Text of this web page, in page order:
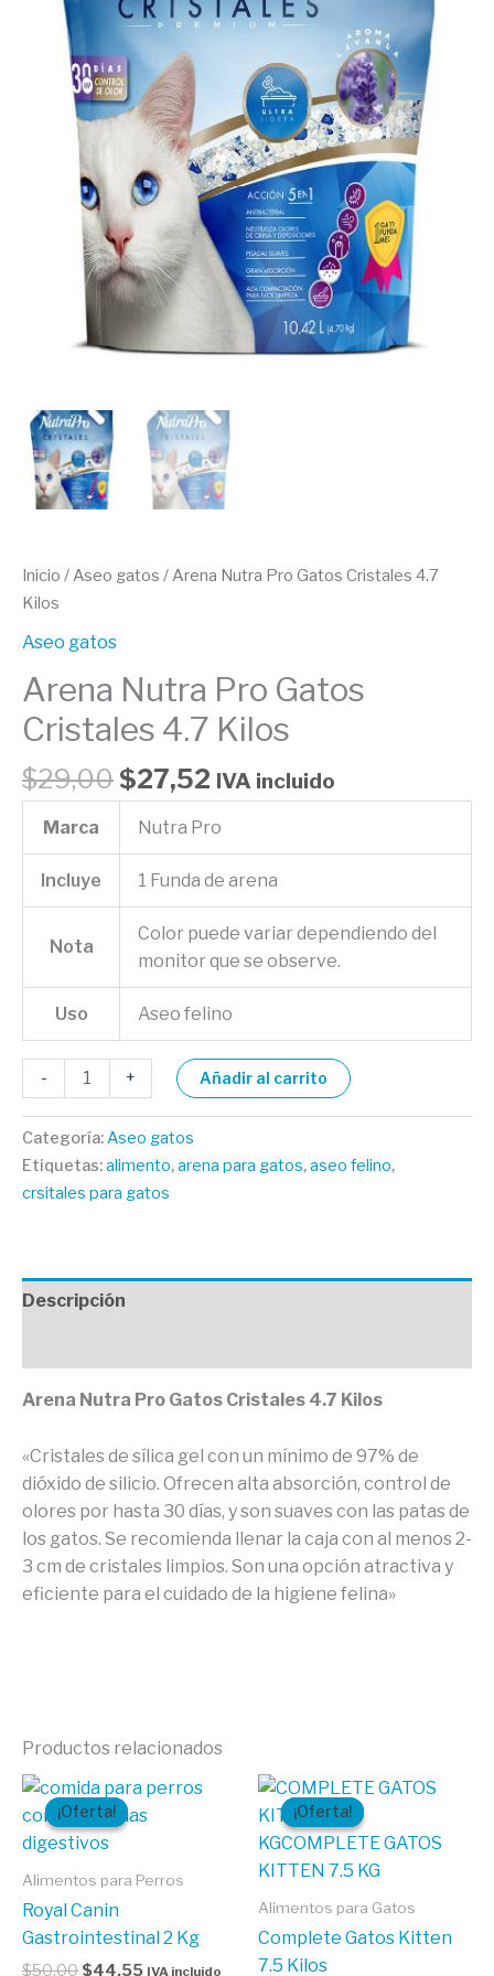
Inicio /Aseo gatos / Arena Nutra Pro Gatos Cristales 4.7
Kilos
Aseo gatos
Arena Nutra Pro Gatos
Cristales 4.7 Kilos
$29,00 $27,52 IVA incluido
Marca Nutra Pro
Incluye 1 Funda de arena
Nota
Color puede variar dependiendo del
monitor que se observe.
Uso Aseo felino
-
cantidad
+ Añadir al carrito
Categoría:Aseo gatos
Etiquetas:alimento,arena para gatos,aseo felino,
crsitales para gatos
Descripción
Arena Nutra Pro Gatos Cristales 4.7 Kilos
«Cristales de sílica gel con un mínimo de 97% de
dióxido de silicio. Ofrecen alta absorción, control de
olores por hasta 30 días, y son suaves con las patas de
los gatos. Se recomienda llenar la caja con al menos 2-
3 cm de cristales limpios. Son una opción atractiva y
eficiente para el cuidado de la higiene felina»
Productos relacionados
¡Oferta!
¡Oferta!
Alimentos para Perros
Royal Canin
Gastrointestinal 2 Kg
$50,00
El
precio
original
era:
$44,55
El
precio
actual
IVA incluido
¡Oferta!
¡Oferta!
Alimentos para Gatos
Complete Gatos Kitten
7.5 Kilos
El
precio
original
era:
$60,20.
El
es:
$53,91.